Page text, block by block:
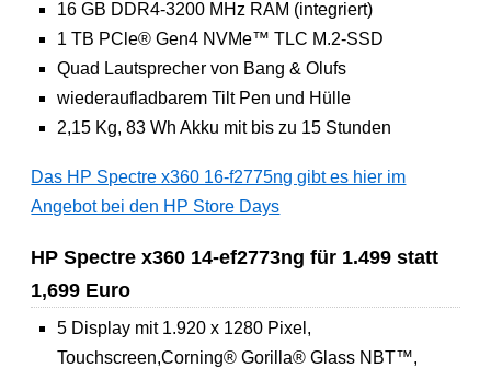
16 GB DDR4-3200 MHz RAM (integriert)
1 TB PCle® Gen4 NVMe™ TLC M.2-SSD
Quad Lautsprecher von Bang & Olufs
wiederaufladbarem Tilt Pen und Hülle
2,15 Kg, 83 Wh Akku mit bis zu 15 Stunden
Das HP Spectre x360 16-f2775ng gibt es hier im
Angebot bei den HP Store Days
HP Spectre x360 14-ef2773ng für 1.499 statt
1,699 Euro
5 Display mit 1.920 x 1280 Pixel,
Touchscreen,Corning® Gorilla® Glass NBT™,